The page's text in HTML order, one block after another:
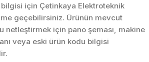
için Çetinkaya Elektroteknik
geçebilirsiniz. Ürünün mevcut
netleştirmek için pano şeması, makine
veya eski ürün kodu bilgisi